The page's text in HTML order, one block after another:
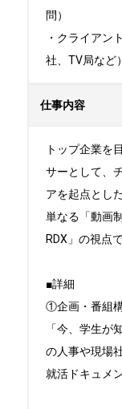
問）
・クライアン
社、TV局など）
仕事内容
トップ企業を
サーとして、
アを起点とし
単なる「動画
RDX」の視点
■詳細
①企画・番組
「今、学生が
の人事や現場
就活ドキュメ